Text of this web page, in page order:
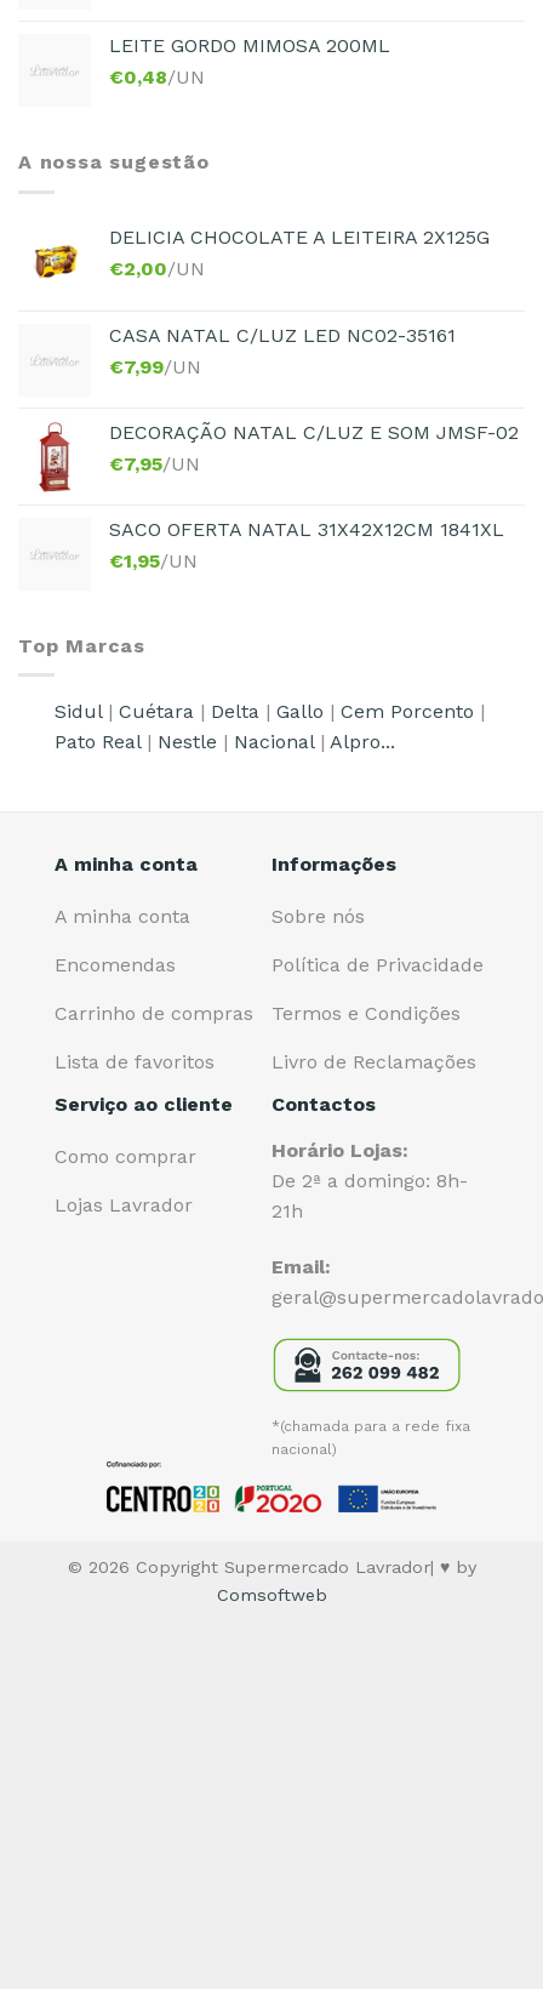
LEITE GORDO MIMOSA 200ML
€0,48/UN
A nossa sugestão
DELICIA CHOCOLATE A LEITEIRA 2X125G
€2,00/UN
CASA NATAL C/LUZ LED NC02-35161
€7,99/UN
DECORAÇÃO NATAL C/LUZ E SOM JMSF-02
€7,95/UN
SACO OFERTA NATAL 31X42X12CM 1841XL
€1,95/UN
Top Marcas
Sidul| Cuétara | Delta | Gallo | Cem Porcento |
Pato Real| Nestle | Nacional| Alpro...
A minha conta
A minha conta
Encomendas
Carrinho de compras
Lista de favoritos
Informações
Sobre nós
Política de Privacidade
Termos e Condições
Livro de Reclamações
Serviço ao cliente
Como comprar
Lojas Lavrador
Contactos
Horário Lojas:
De 2ª a domingo: 8h-
21h
Email:
*(chamada para a rede fixa
nacional)
© 2026 Copyright Supermercado Lavrador| ♥ by
Comsoftweb